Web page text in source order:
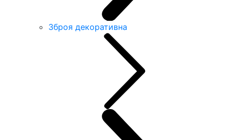
Зброя декоративна